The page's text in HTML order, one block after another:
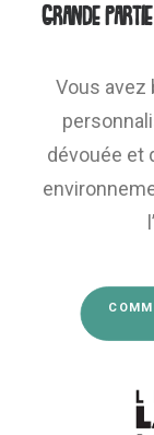
Vous avez
dévouée et